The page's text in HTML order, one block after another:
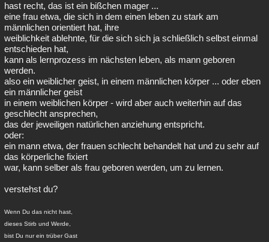
hast recht, das ist ein bißchen mager ...
eine frau etwa, die sich in dem einen leben zu stark am
männlichen orientiert hat, ihre
weiblichkeit ablehnte, für die sich sich ja schließlich selbst einmal
entschieden hat,
kann als lernprozess im nächsten leben, als mann geboren
werden.
also ein weiblicher geist, in einem männlichen körper ... oder eben
ein männlicher geist
in einem weiblichen körper - wird aber auch weiterhin auf das
geschlecht ansprechen,
das der jeweiligen natürlichen anziehung entspricht.
oder:
ein mann etwa, der frauen schlecht behandelt hat und zu sehr auf
das körperliche fixiert
war, kann selber als frau geboren werden, um zu lernen.
verstehst du?
Wenn Du das nicht hast,
dieses Stirb und Werde,
bist Du nur ein trüber Gast